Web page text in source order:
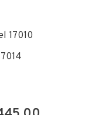
17010